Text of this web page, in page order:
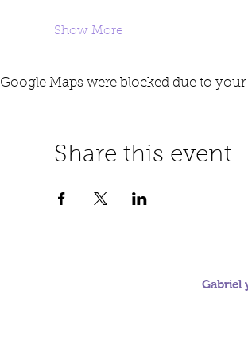
Show More
Google Maps were blocked due to
Share this event
Gabriel